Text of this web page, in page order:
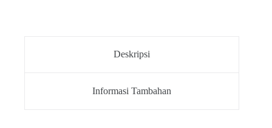
Deskripsi
Informasi Tambahan